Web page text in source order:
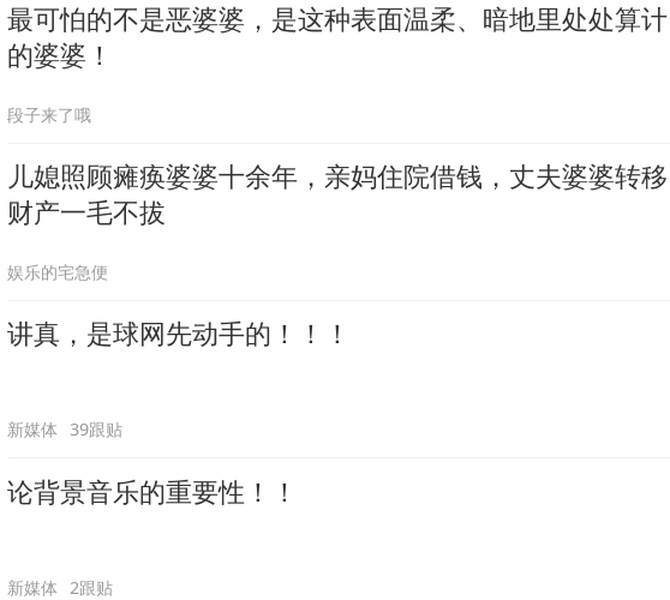
最可怕的不是恶婆婆，是这种表面温柔、暗地里处处算计
的婆婆！
段子来了哦
儿媳照顾瘫痪婆婆十余年，亲妈住院借钱，丈夫婆婆转移
财产一毛不拔
娱乐的宅急便
讲真，是球网先动手的！！！
新媒体 39跟贴
论背景音乐的重要性！！
新媒体 2跟贴